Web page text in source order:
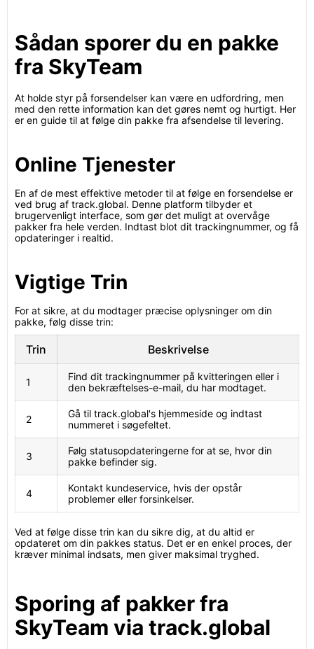
Sådan sporer du en pakke
fra SkyTeam
At holde styr på forsendelser kan være en udfordring, men
med den rette information kan det gøres nemt og hurtigt. Her
er en guide til at følge din pakke fra afsendelse til levering.
Online Tjenester
En af de mest effektive metoder til at følge en forsendelse er
ved brug af track.global. Denne platform tilbyder et
brugervenligt interface, som gør det muligt at overvåge
pakker fra hele verden. Indtast blot dit trackingnummer, og få
opdateringer i realtid.
Vigtige Trin
For at sikre, at du modtager præcise oplysninger om din
pakke, følg disse trin:
Trin Beskrivelse
1
Find dit trackingnummer på kvitteringen eller i
den bekræftelses-e-mail, du har modtaget.
2
Gå til track.global's hjemmeside og indtast
nummeret i søgefeltet.
3
Følg statusopdateringerne for at se, hvor din
pakke befinder sig.
4
Kontakt kundeservice, hvis der opstår
problemer eller forsinkelser.
Ved at følge disse trin kan du sikre dig, at du altid er
opdateret om din pakkes status. Det er en enkel proces, der
kræver minimal indsats, men giver maksimal tryghed.
Sporing af pakker fra
SkyTeam via track.global